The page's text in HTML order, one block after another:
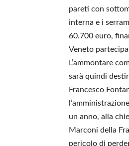
pareti con
interna e i
60.700 euro,
Veneto
L’ammontare
sarà quindi
Francesco
un anno, alla
Marconi della
pericolo di